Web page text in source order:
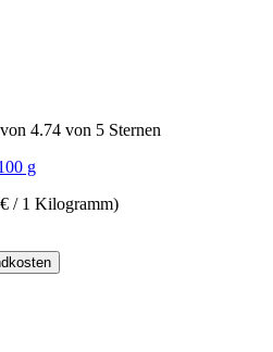
4.74 von 5 Sternen
g
/ 1 Kilogramm)